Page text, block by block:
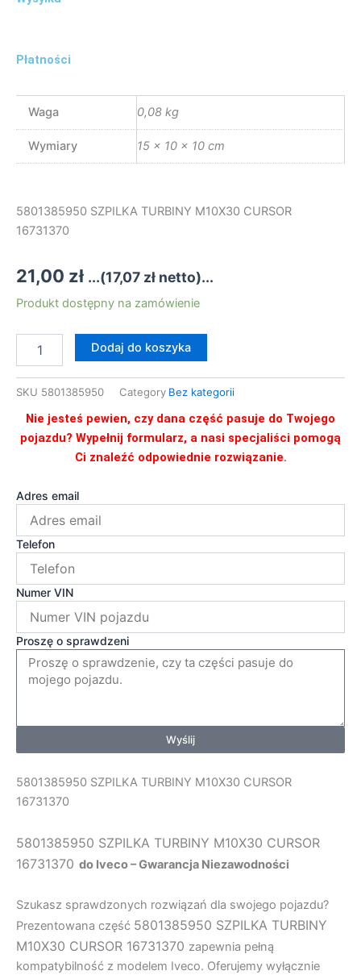
Płatności
Waga 0,08 kg
Wymiary 15 × 10 × 10 cm
5801385950 SZPILKA TURBINY M10X30 CURSOR
16731370
21,00 zł ...(17,07 zł netto)...
Produkt dostępny na zamówienie
ilość
SZPILKA
TURBINY
M10X30
CURSOR
16731370
Dodaj do koszyka
SKU 5801385950 Category Bez kategorii
Nie jesteś pewien, czy dana część pasuje do Twojego
pojazdu? Wypełnij formularz, a nasi specjaliści pomogą
Ci znaleźć odpowiednie rozwiązanie.
Adres email
Telefon
Numer VIN
Proszę o sprawdzeni
Wyślij
5801385950 SZPILKA TURBINY M10X30 CURSOR
16731370
5801385950 SZPILKA TURBINY M10X30 CURSOR
16731370 do Iveco – Gwarancja Niezawodności
Szukasz sprawdzonych rozwiązań dla swojego pojazdu?
Prezentowana część 5801385950 SZPILKA TURBINY
M10X30 CURSOR 16731370 zapewnia pełną
kompatybilność z modelem Iveco. Oferujemy wyłącznie